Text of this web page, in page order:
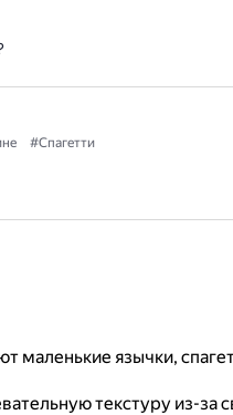
#Спагетти
маленькие язычки,
текстуру из-за